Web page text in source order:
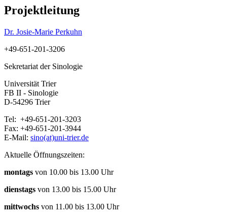
Projektleitung
Dr. Josie-Marie Perkuhn
+49-651-201-3206
Sekretariat der Sinologie
Universität Trier
FB II - Sinologie
D-54296 Trier
Tel: +49-651-201-3203
Fax: +49-651-201-3944
E-Mail: sino(at)uni-trier.de
Aktuelle Öffnungszeiten:
montags von 10.00 bis 13.00 Uhr
dienstags von 13.00 bis 15.00 Uhr
mittwochs von 11.00 bis 13.00 Uhr